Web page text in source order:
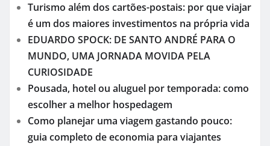
Turismo além dos cartões-postais: por que viajar
é um dos maiores investimentos na própria vida
EDUARDO SPOCK: DE SANTO ANDRÉ PARA O
MUNDO, UMA JORNADA MOVIDA PELA
CURIOSIDADE
Pousada, hotel ou aluguel por temporada: como
escolher a melhor hospedagem
Como planejar uma viagem gastando pouco:
guia completo de economia para viajantes